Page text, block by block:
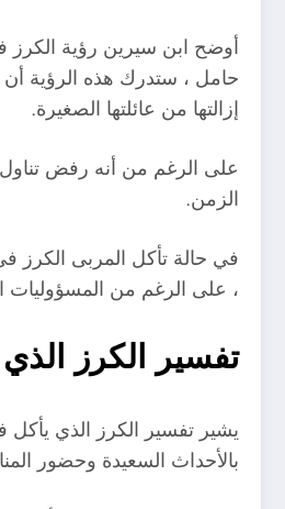
أوضح ابن سيرين رؤية
حامل ، ستدرك هذه الرؤية أن
إزالتها من عائلتها الصغيرة.
على الرغم من أنه رفض
الزمن.
في حالة تأكل المربى الكرز
، على الرغم من المسؤوليات
تفسير الكرز
يشير تفسير الكرز الذي يأكل
بالأحداث السعيدة وحضور